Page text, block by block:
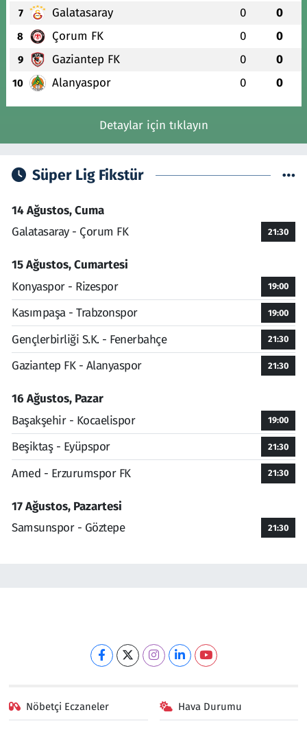
7 Galatasaray 0 0
8 Çorum FK 0 0
9 Gaziantep FK 0 0
10 Alanyaspor 0 0
Detaylar için tıklayın
Süper Lig Fikstür
14 Ağustos, Cuma
Galatasaray - Çorum FK
21:30
15 Ağustos, Cumartesi
Konyaspor - Rizespor
19:00
Kasımpaşa - Trabzonspor 19:00
Gençlerbirliği S.K. - Fenerbahçe 21:30
Gaziantep FK - Alanyaspor 21:30
16 Ağustos, Pazar
Başakşehir - Kocaelispor
19:00
Beşiktaş - Eyüpspor 21:30
Amed - Erzurumspor FK 21:30
17 Ağustos, Pazartesi
Samsunspor - Göztepe
21:30
Nöbetçi Eczaneler Hava Durumu